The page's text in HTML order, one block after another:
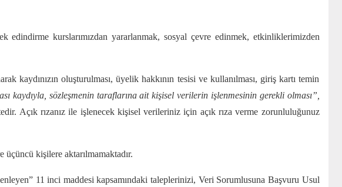
kurslarımızdan yararlanmak, sosyal çevre edinmek, etkinliklerimizden
oluşturulması, üyelik hakkının tesisi ve kullanılması, giriş kartı temin
kaydıyla, sözleşmenin taraflarına ait kişisel verilerin işlenmesinin gerekli olması”,
Açık rızanız ile işlenecek kişisel verileriniz için açık rıza verme zorunluluğunuz
kişilere aktarılmamaktadır.
11 inci maddesi kapsamındaki taleplerinizi, Veri Sorumlusuna Başvuru Usul